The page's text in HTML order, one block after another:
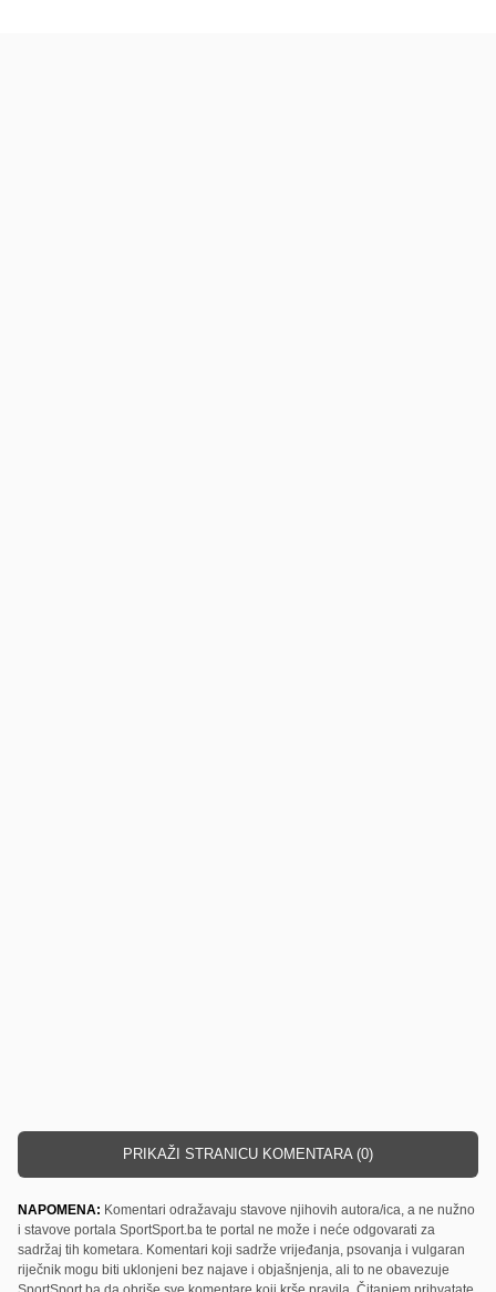
PRIKAŽI STRANICU KOMENTARA (0)
NAPOMENA: Komentari odražavaju stavove njihovih autora/ica, a ne nužno
i stavove portala SportSport.ba te portal ne može i neće odgovarati za
sadržaj tih kometara. Komentari koji sadrže vrijeđanja, psovanja i vulgaran
riječnik mogu biti uklonjeni bez najave i objašnjenja, ali to ne obavezuje